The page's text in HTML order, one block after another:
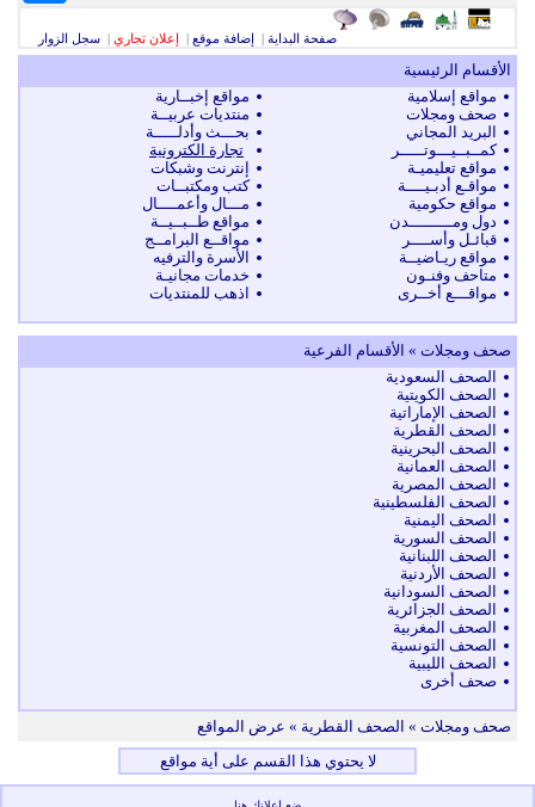
صفحة البداية | إضافة موقع | إعلان تجاري | سجل الزوار
الأقسام الرئيسية
مواقع إسلامية
صحف ومجلات
البريد المجاني
كمــبــيـــوتـــــر
مواقع تعليميـة
مواقـع أدبـيــــة
مواقع حكومية
دول ومـــــــــدن
قبائـل وأســــر
مواقع ريـاضيــة
متاحف وفنـون
مواقـــع أخــرى
مواقع إخبــارية
منتديات عربيــة
بحـــث وأدلـــــة
تجارة الكترونية
إنترنت وشبكات
كتب ومكتبــات
مـــال وأعمــــال
مواقع طــبــيــة
مواقــع البرامــج
الأسرة والترفيه
خدمات مجانيـة
اذهب للمنتديات
صحف ومجلات » الأقسام الفرعية
الصحف السعودية
الصحف الكويتية
الصحف الإماراتية
الصحف القطرية
الصحف البحرينية
الصحف العمانية
الصحف المصرية
الصحف الفلسطينية
الصحف اليمنية
الصحف السورية
الصحف اللبنانية
الصحف الأردنية
الصحف السودانية
الصحف الجزائرية
الصحف المغربية
الصحف التونسية
الصحف الليبية
صحف أخرى
صحف ومجلات » الصحف القطرية » عرض المواقع
لا يحتوي هذا القسم على أية مواقع